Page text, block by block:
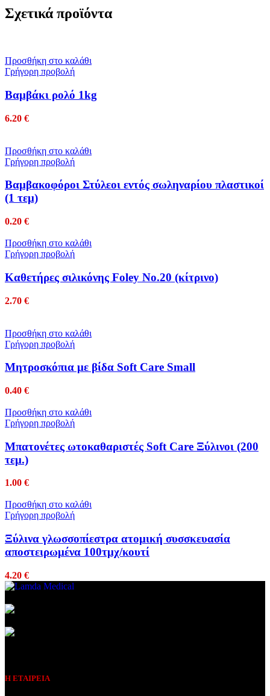
Σχετικά προϊόντα
Προσθήκη στο καλάθι
Γρήγορη προβολή
Βαμβάκι ρολό 1kg
6.20 €
Προσθήκη στο καλάθι
Γρήγορη προβολή
Βαμβακοφόροι Στύλεοι εντός σωληναρίου πλαστικοί
(1 τεμ)
0.20 €
Προσθήκη στο καλάθι
Γρήγορη προβολή
Καθετήρες σιλικόνης Foley No.20 (κίτρινο)
2.70 €
Προσθήκη στο καλάθι
Γρήγορη προβολή
Μητροσκόπια με βίδα Soft Care Small
0.40 €
Προσθήκη στο καλάθι
Γρήγορη προβολή
Μπατονέτες ωτοκαθαριστές Soft Care Ξύλινοι (200
τεμ.)
1.00 €
Προσθήκη στο καλάθι
Γρήγορη προβολή
Ξύλινα γλωσσοπίεστρα ατομική συσσκευασία
αποστειρωμένα 100τμχ/κουτί
4.20 €
Η ΕΤΑΙΡΕΙΑ